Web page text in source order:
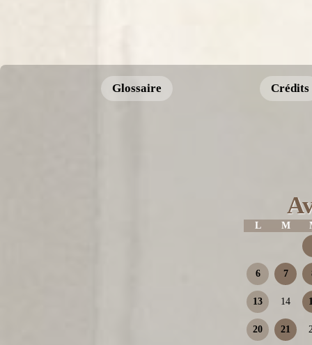
Glossaire Crédits
L M
6 7
13 14
20 21